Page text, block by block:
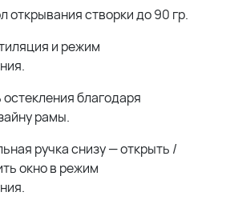
открывания створки до 90 гр.
и режим
благодаря
рамы.
ручка снизу — открыть /
окно в режим